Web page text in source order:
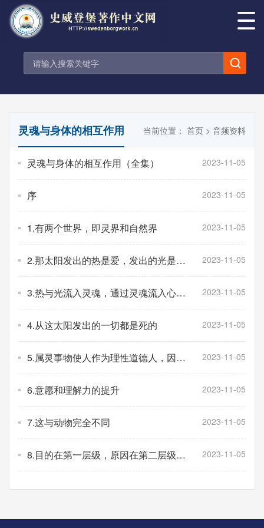
灵魂与身体的相互作用 当前位置： 首页 > 音频资料
灵魂与身体的相互作用（全集） 2023-11-05
序 2023-11-05
1.有两个世界，即灵界和自然界 2023-11-05
2.那太阳发出的热是爱，发出的光是智
慧
2023-11-05
3.热与光流入灵魂，通过灵魂流入心
智，再流入身体
2023-11-05
4.从这太阳发出的一切都是死的 2023-11-05
5.属灵事物使人作为理性道德人，因而
属灵的属世人活着
2023-11-05
6.意愿和理解力的提升 2023-11-05
7.这与动物完全不同 2023-11-05
8.目的在第一层级，原因在第二层级，
结果在第三层级
2023-11-05